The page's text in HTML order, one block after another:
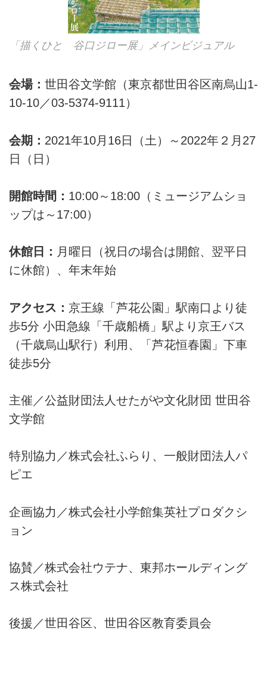
「描くひと 谷口ジロー展」メインビジュアル
会場： 世田谷文学館（東京都世田谷区南烏山1-
10-10／03-5374-9111）
会期： 2021年10月16日（土）～2022年２月27
日（日）
開館時間： 10:00～18:00（ミュージアムショ
ップは～17:00）
休館日： 月曜日（祝日の場合は開館、翌平日
に休館）、年末年始
アクセス： 京王線「芦花公園」駅南口より徒
歩5分 小田急線「千歳船橋」駅より京王バス
（千歳烏山駅行）利用、「芦花恒春園」下車
徒歩5分
主催／公益財団法人せたがや文化財団 世田谷
文学館
特別協力／株式会社ふらり、一般財団法人パ
ピエ
企画協力／株式会社小学館集英社プロダクシ
ョン
協賛／株式会社ウテナ、東邦ホールディング
ス株式会社
後援／世田谷区、世田谷区教育委員会